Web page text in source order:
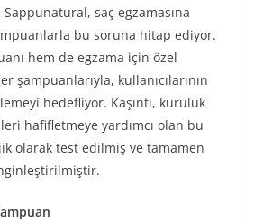
saç egzamasına
bu soruna hitap ediyor.
hem de egzama için özel
şampuanlarıyla, kullanıcılarının
hedefliyor. Kaşıntı, kuruluk
hafifletmeye yardımcı olan bu
olarak test edilmiş ve tamamen